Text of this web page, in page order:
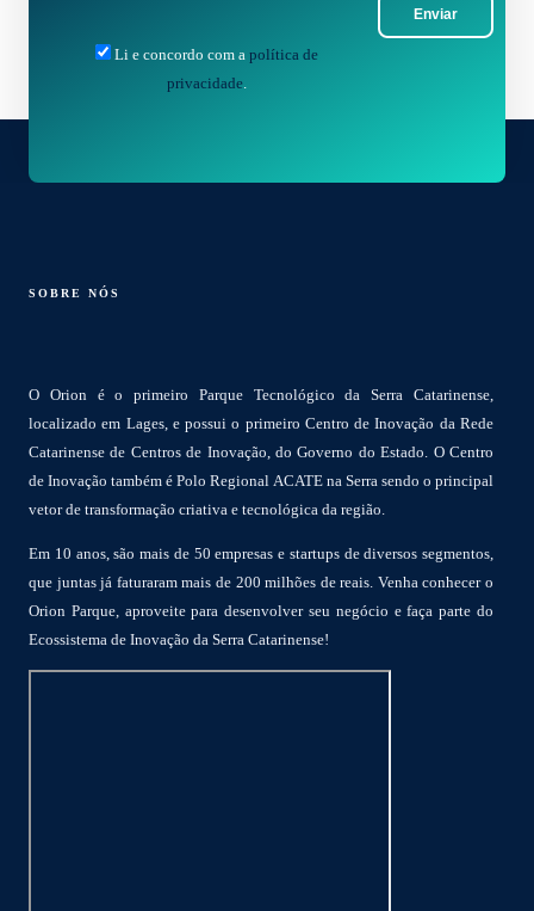
Enviar
Li e concordo com a política de
privacidade.
SOBRE NÓS
O Orion é o primeiro Parque Tecnológico da Serra Catarinense,
localizado em Lages, e possui o primeiro Centro de Inovação da Rede
Catarinense de Centros de Inovação, do Governo do Estado. O Centro
de Inovação também é Polo Regional ACATE na Serra sendo o principal
vetor de transformação criativa e tecnológica da região.
Em 10 anos, são mais de 50 empresas e startups de diversos segmentos,
que juntas já faturaram mais de 200 milhões de reais. Venha conhecer o
Orion Parque, aproveite para desenvolver seu negócio e faça parte do
Ecossistema de Inovação da Serra Catarinense!